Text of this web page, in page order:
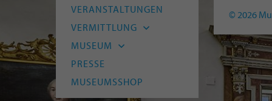
Vorschau
Archiv
Archäologie
Alte Kunst
Moderne
HfG-Archiv
Naturmuseum Ulm
VERANSTALTUNGEN
VERMITTLUNG
Kitas und Schulen
Kinder und Familien
Junge Menschen
Erwachsene
MUSEUM
Leitbild
Team
Freunde
PRESSE
MUSEUMSSHOP
© 2026